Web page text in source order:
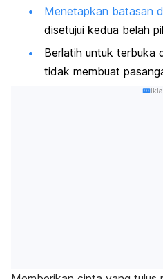
Menetapkan batasan
disetujui kedua belah
Berlatih untuk terbuka
tidak membuat